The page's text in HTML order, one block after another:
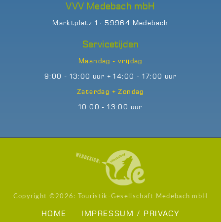
VVV Medebach mbH
Marktplatz 1 · 59964 Medebach
Servicetijden
Maandag - vrijdag
9:00 - 13:00 uur + 14:00 - 17:00 uur
Zaterdag + Zondag
10:00 - 13:00 uur
Copyright ©2026: Touristik-Gesellschaft Medebach mbH
HOME IMPRESSUM / PRIVACY